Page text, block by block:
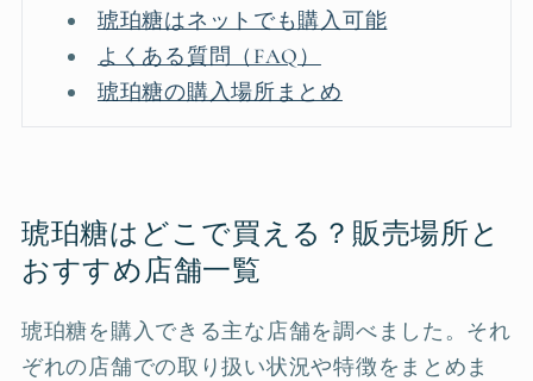
琥珀糖はネットでも購入可能
よくある質問（FAQ）
琥珀糖の購入場所まとめ
琥珀糖はどこで買える？販売場所と
おすすめ店舗一覧
琥珀糖を購入できる主な店舗を調べました。それ
ぞれの店舗での取り扱い状況や特徴をまとめま